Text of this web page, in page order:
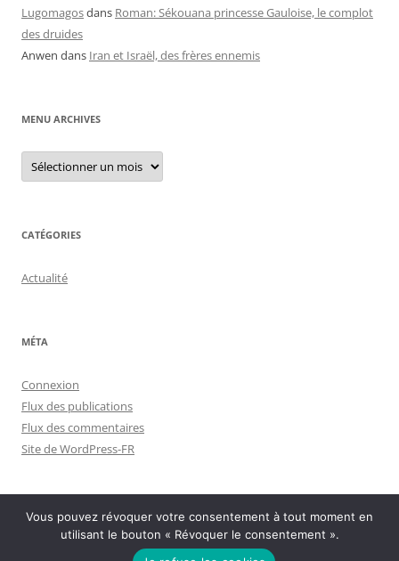
Lugomagosdans Roman: Sékouana princesse Gauloise, le complot
des druides
Anwen dans Iran et Israël, des frères ennemis
MENU ARCHIVES
Menu
archives
CATÉGORIES
Actualité
MÉTA
Connexion
Flux des publications
Flux des commentaires
Site de WordPress-FR
Politique de confidentialité Fièrement propulsé par WordPress
Vous pouvez révoquer votre consentement à tout moment en
utilisant le bouton « Révoquer le consentement ».